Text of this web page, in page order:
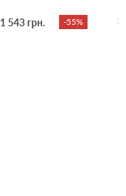
1 543 грн. -55% 7